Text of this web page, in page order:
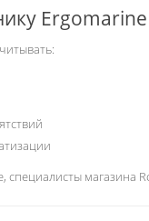
Ergomarine
специалисты магазина